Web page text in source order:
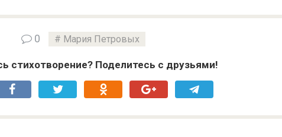
0 Мария Петровых
стихотворение? Поделитесь с друзьями!